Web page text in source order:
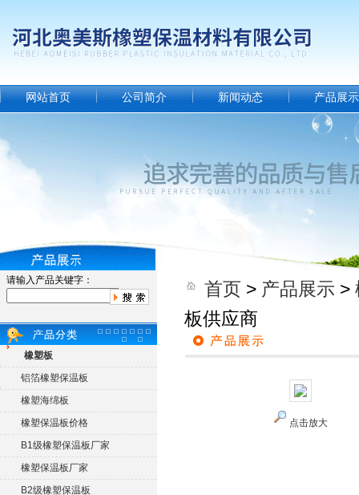
网站首页 公司简介 新闻动态 产品展示
请输入产品关键字：
橡塑板
铝箔橡塑保温板
橡塑海绵板
橡塑保温板价格
B1级橡塑保温板厂家
橡塑保温板厂家
B2级橡塑保温板
首页 > 产品展示 >
板供应商
点击放大